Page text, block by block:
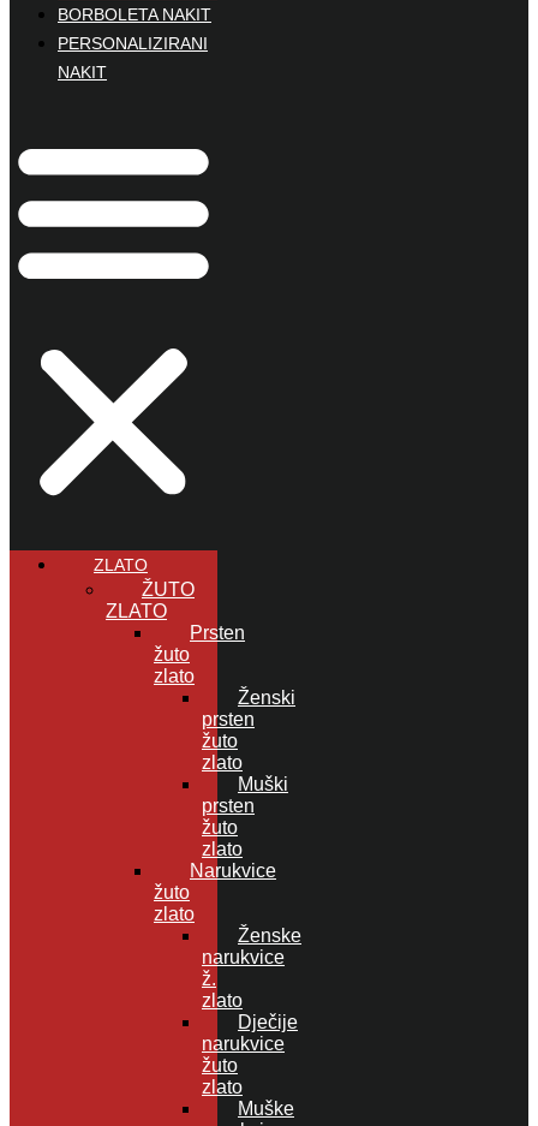
BORBOLETA NAKIT
PERSONALIZIRANI
NAKIT
ZLATO
ŽUTO
ZLATO
Prsten
žuto
zlato
Ženski
prsten
žuto
zlato
Muški
prsten
žuto
zlato
Narukvice
žuto
zlato
Ženske
narukvice
ž.
zlato
Dječije
narukvice
žuto
zlato
Muške